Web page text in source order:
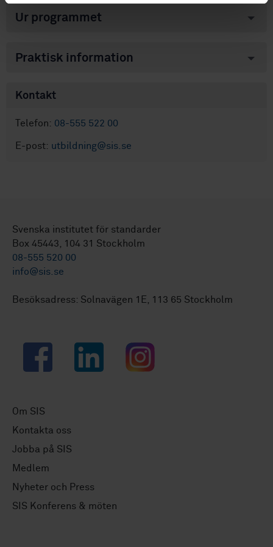
Ur programmet
Praktisk information
Kontakt
Telefon: 08-555 522 00
E-post: utbildning@sis.se
Svenska institutet för standarder
Box 45443, 104 31 Stockholm
08-555 520 00
info@sis.se
Besöksadress: Solnavägen 1E, 113 65 Stockholm
Facebook LinkedIn Instagram
Om SIS
Kontakta oss
Jobba på SIS
Medlem
Nyheter och Press
SIS Konferens & möten